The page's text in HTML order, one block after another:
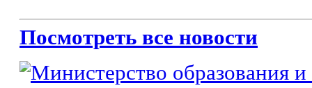
Посмотреть все новости